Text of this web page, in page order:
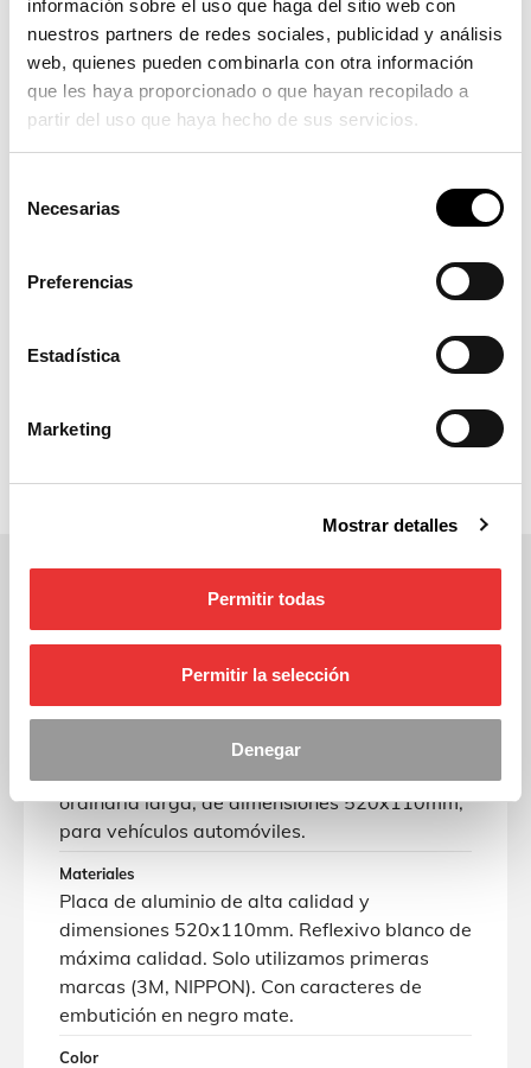
información sobre el uso que haga del sitio web con
nuestros partners de redes sociales, publicidad y análisis
web, quienes pueden combinarla con otra información
que les haya proporcionado o que hayan recopilado a
partir del uso que haya hecho de sus servicios.
Necesarias
Preferencias
Estadística
Marketing
Mostrar detalles
Permitir todas
Permitir la selección
Denegar
Ficha técnica
ordinaria larga, de dimensiones 520x110mm,
para vehículos automóviles.
Materiales
Placa de aluminio de alta calidad y
dimensiones 520x110mm. Reflexivo blanco de
máxima calidad. Solo utilizamos primeras
marcas (3M, NIPPON). Con caracteres de
embutición en negro mate.
Color